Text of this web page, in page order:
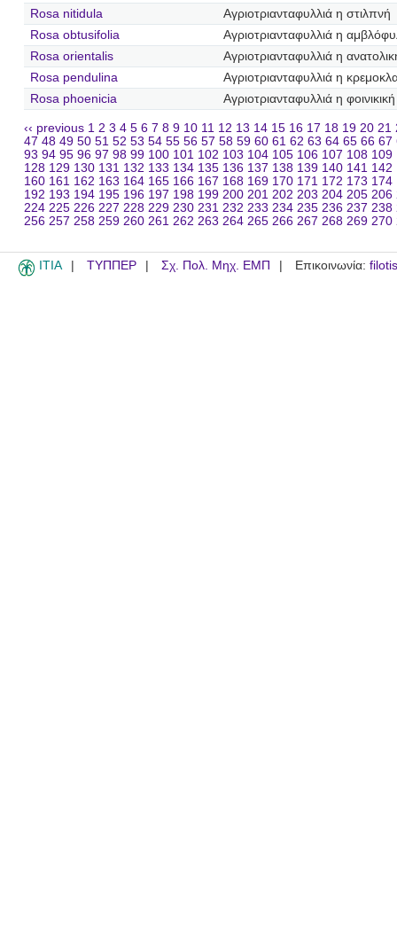
Rosa nitidula
Αγριοτριανταφυλλιά η στιλπνή
Rosa obtusifolia
Αγριοτριανταφυλλιά η
Rosa orientalis
Αγριοτριανταφυλλιά η
Rosa pendulina
Αγριοτριανταφυλλιά η
Rosa phoenicia
Αγριοτριανταφυλλιά η φοινικική
‹‹ previous 1 2 3 4 5 6 7 8 9 10 11 12 13 14 15 16 17 18 19 20 21
47 48 49 50 51 52 53 54 55 56 57 58 59 60 61 62 63 64 65 66 67
93 94 95 96 97 98 99 100 101 102 103 104 105 106 107 108 109
128 129 130 131 132 133 134 135 136 137 138 139 140 141 142
160 161 162 163 164 165 166 167 168 169 170 171 172 173 174
192 193 194 195 196 197 198 199 200 201 202 203 204 205 206
224 225 226 227 228 229 230 231 232 233 234 235 236 237 238
256 257 258 259 260 261 262 263 264 265 266 267 268 269 270
ITIA ΤΥΠΠΕΡ Σχ. Πολ. Μηχ. ΕΜΠ Επικοινωνία: